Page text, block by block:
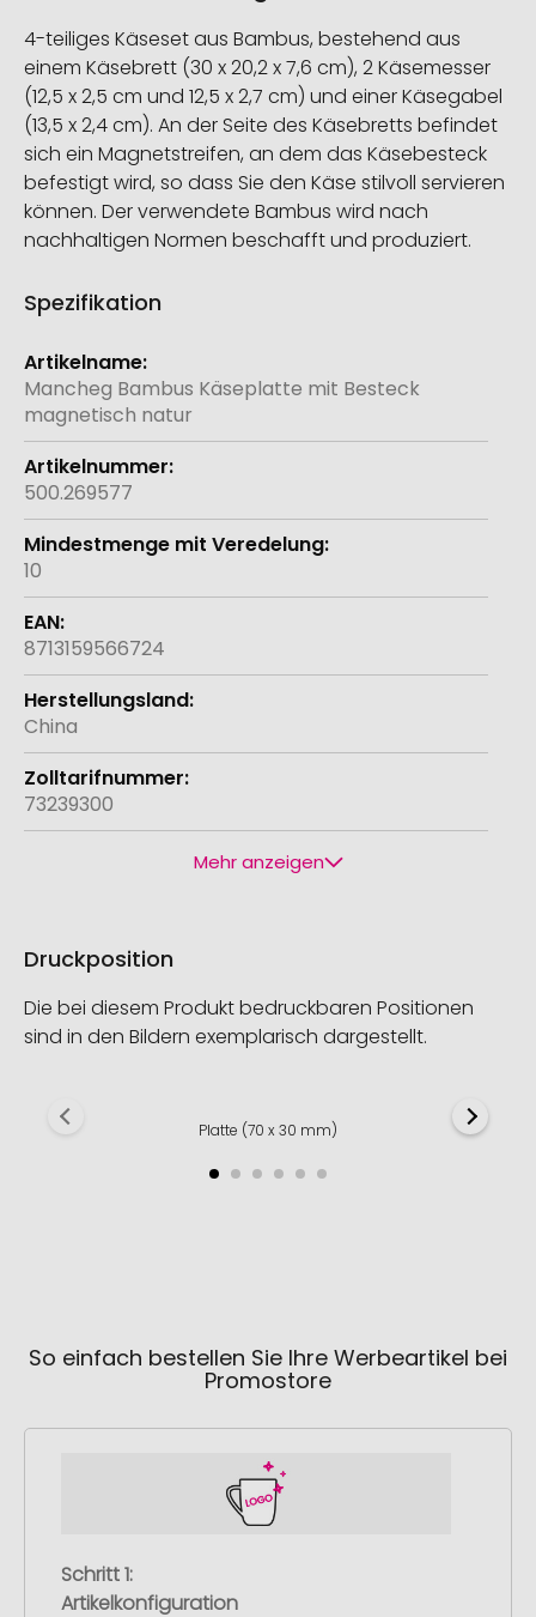
4-teiliges Käseset aus Bambus, bestehend aus
einem Käsebrett (30 x 20,2 x 7,6 cm), 2 Käsemesser
(12,5 x 2,5 cm und 12,5 x 2,7 cm) und einer Käsegabel
(13,5 x 2,4 cm). An der Seite des Käsebretts befindet
sich ein Magnetstreifen, an dem das Käsebesteck
befestigt wird, so dass Sie den Käse stilvoll servieren
können. Der verwendete Bambus wird nach
nachhaltigen Normen beschafft und produziert.
Spezifikation
Weitere
Informationen
Mancheg Bambus Käseplatte mit Besteck
magnetisch natur
500.269577
10
8713159566724
China
73239300
Mehr anzeigen
Druckposition
Die bei diesem Produkt bedruckbaren Positionen
sind in den Bildern exemplarisch dargestellt.
Platte (70 x 30 mm)
So einfach bestellen Sie Ihre Werbeartikel bei
Promostore
Schritt 1:
Artikelkonfiguration